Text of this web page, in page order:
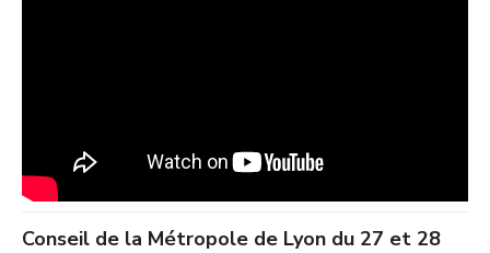
Conseil de la Métropole de Lyon du 27 et 28